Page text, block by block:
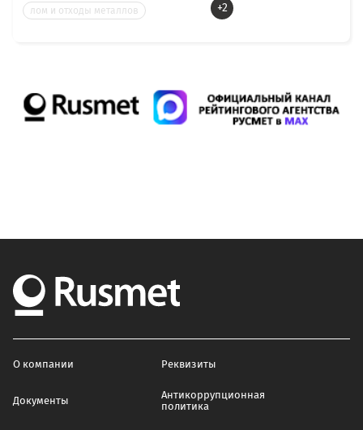
лом и отходы металлов +2
О компании Реквизиты
Документы
Антикоррупционная
политика